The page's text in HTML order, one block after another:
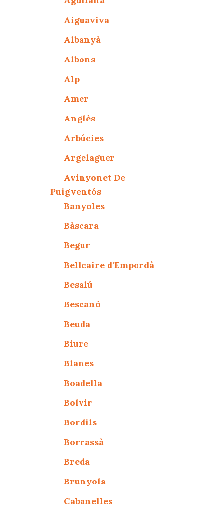
Aiguaviva
Albanyà
Albons
Alp
Amer
Anglès
Arbúcies
Argelaguer
Avinyonet De
Puigventós
Banyoles
Bàscara
Begur
Bellcaire d'Empordà
Besalú
Bescanó
Beuda
Biure
Blanes
Boadella
Bolvir
Bordils
Borrassà
Breda
Brunyola
Cabanelles